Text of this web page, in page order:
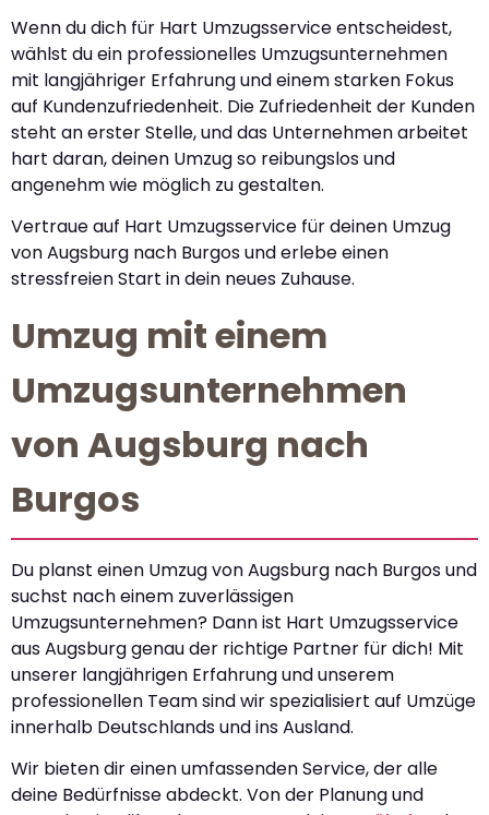
Wenn du dich für Hart Umzugsservice entscheidest,
wählst du ein professionelles Umzugsunternehmen
mit langjähriger Erfahrung und einem starken Fokus
auf Kundenzufriedenheit. Die Zufriedenheit der Kunden
steht an erster Stelle, und das Unternehmen arbeitet
hart daran, deinen Umzug so reibungslos und
angenehm wie möglich zu gestalten.
Vertraue auf Hart Umzugsservice für deinen Umzug
von Augsburg nach Burgos und erlebe einen
stressfreien Start in dein neues Zuhause.
Umzug mit einem
Umzugsunternehmen
von Augsburg nach
Burgos
Du planst einen Umzug von Augsburg nach Burgos und
suchst nach einem zuverlässigen
Umzugsunternehmen? Dann ist Hart Umzugsservice
aus Augsburg genau der richtige Partner für dich! Mit
unserer langjährigen Erfahrung und unserem
professionellen Team sind wir spezialisiert auf Umzüge
innerhalb Deutschlands und ins Ausland.
Wir bieten dir einen umfassenden Service, der alle
deine Bedürfnisse abdeckt. Von der Planung und